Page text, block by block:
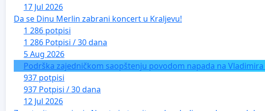
17 Jul 2026
Da se Dinu Merlin zabrani koncert u Kraljevu!
1 286 potpisi
1 286 Potpisi / 30 dana
5 Aug 2026
Podrška zajedničkom saopštenju povodom napada na
937 potpisi
937 Potpisi / 30 dana
12 Jul 2026